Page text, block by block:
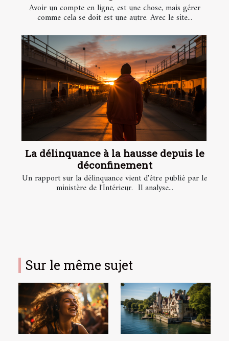
Avoir un compte en ligne, est une chose, mais gérer
comme cela se doit est une autre. Avec le site...
La délinquance à la hausse depuis le
déconfinement
Un rapport sur la délinquance vient d'être publié par le
ministère de l'Intérieur. Il analyse...
Sur le même sujet